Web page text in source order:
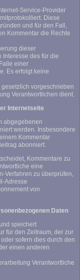
Service-Provider
Diese
und für den Fall,
Kommentar die Rechte
dieser
des für die
einer
Es erfolgt keine
vorgeschrieben
Verantwortlichen dient.
Internetseite
abgegebenen
werden. Insbesondere
Kommentar
abonniert.
Kommentare zu
eine
Verfahren zu überprüfen,
Adresse
von
Daten
speichert
für den Zeitraum, der zur
sofern dies durch den
einen anderen
Verantwortliche